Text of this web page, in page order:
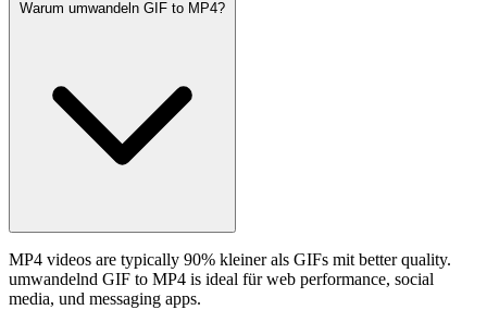
Warum umwandeln GIF to MP4?
MP4 videos are typically 90% kleiner als GIFs mit better quality.
umwandelnd GIF to MP4 is ideal für web performance, social
media, und messaging apps.